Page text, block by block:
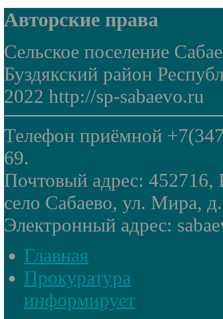
Авторские права
Сельское поселение
Буздякский район
2022 http://sp-sabaevo.ru
Телефон приёмной
69.
Почтовый адрес: 452716,
село Сабаево, ул. Мира,
Электронный адрес:
Главная
Прокуратура
информирует